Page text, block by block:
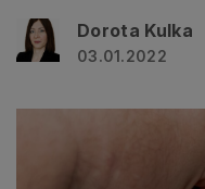
Dorota Kulka
03.01.2022